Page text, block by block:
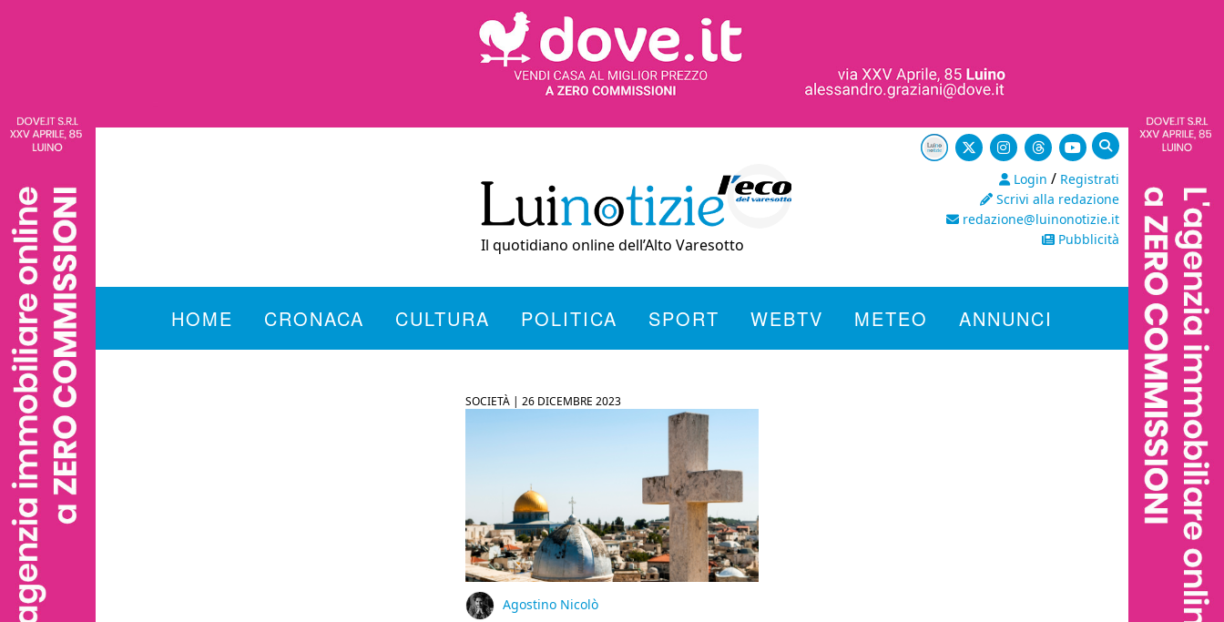
Il quotidiano online dell’Alto Varesotto
Login / Registrati
Scrivi alla redazione
redazione@luinonotizie.it
Pubblicità
HOME CRONACA CULTURA POLITICA SPORT WEBTV METEO ANNUNCI
SOCIETÀ |26 DICEMBRE 2023
Agostino Nicolò